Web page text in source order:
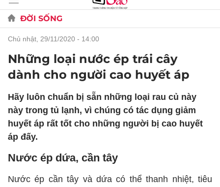
ĐỜI SỐNG
chủ nhật, 29/11/2020 - 14:00
Những loại nước ép trái cây
dành cho người cao huyết áp
Hãy luôn chuẩn bị sẵn những loại rau củ này
này trong tủ lạnh, vì chúng có tác dụng giảm
huyết áp rất tốt cho những người bị cao huyết
áp đấy.
Nước ép dứa, cần tây
Nước ép cần tây và dứa có thể thanh nhiệt, tiêu